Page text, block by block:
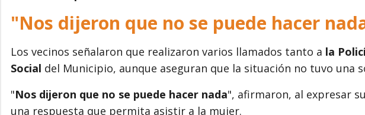
"Nos dijeron que no se puede hacer
Los vecinos señalaron que realizaron varios llamados tanto a la
Social del Municipio, aunque aseguran que la situación no tuvo una
"Nos dijeron que no se puede hacer nada", afirmaron, al expresar
una respuesta que permita asistir a la mujer.